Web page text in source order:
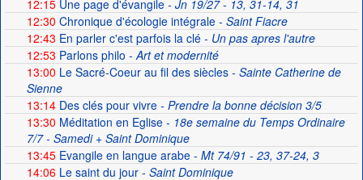
12:15Une page d'évangile- Jn 19/27 - 13, 31-14, 31
12:30 Chronique d'écologie intégrale- Saint Fiacre
12:43 En parler c'est parfois la clé- Un pas apres l'autre
12:53 Parlons philo - Art et modernité
13:00 Le Sacré-Coeur au fil des siècles- Sainte Catherine de
Sienne
13:14Des clés pour vivre- Prendre la bonne décision 3/5
13:30 Méditation en Eglise- 18e semaine du Temps Ordinaire
7/7 - Samedi + Saint Dominique
13:45Evangile en langue arabe- Mt 74/91 - 23, 37-24, 3
14:06Le saint du jour- Saint Dominique